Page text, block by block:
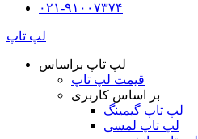
۰۲۱-۹۱۰۰۷۳۷۴
لپ تاپ
لپ تاپ براساس
قیمت لپ تاپ
بر اساس کاربری
لپ تاپ گیمینگ
لپ تاپ لمسی